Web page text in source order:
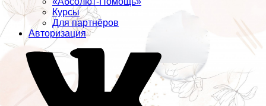
Курсы
Для партнёров
Авторизация